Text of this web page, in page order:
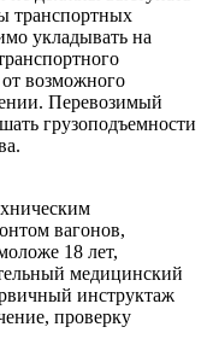
транспортных
укладывать на
от возможного
Перевозимый
грузоподъемности
вагонов,
18 лет,
медицинский
инструктаж
проверку